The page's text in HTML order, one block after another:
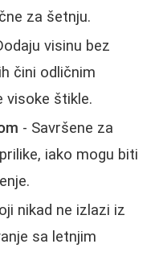
za šetnju.
visinu bez
čini odličnim
visoke štikle.
- Savršene za
iako mogu biti
nikad ne izlazi iz
sa letnjim